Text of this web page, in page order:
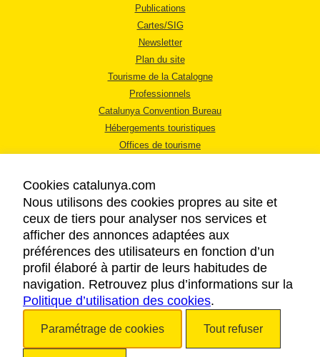
Publications
Cartes/SIG
Newsletter
Plan du site
Tourisme de la Catalogne
Professionnels
Catalunya Convention Bureau
Hébergements touristiques
Offices de tourisme
MENTIONS LÉGALES
RÈGLES DE CONFIDENTIALITÉ
COOKIES
ACCESSIBILITÉ
Cookies catalunya.com
Nous utilisons des cookies propres au site et
ceux de tiers pour analyser nos services et
afficher des annonces adaptées aux
préférences des utilisateurs en fonction d’un
profil élaboré à partir de leurs habitudes de
navigation. Retrouvez plus d’informations sur la
Politique d’utilisation des cookies.
Paramétrage de cookies Tout refuser